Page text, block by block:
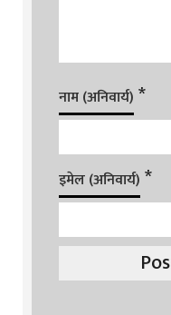
नाम (अनिवार्य) *
इमेल (अनिवार्य) *